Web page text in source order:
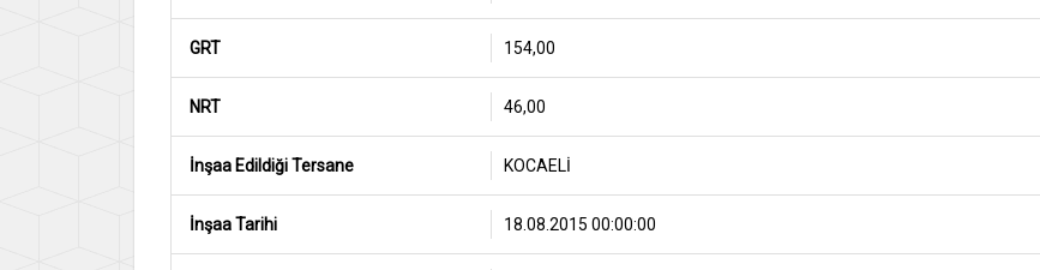
GRT 154,00
NRT 46,00
İnşaa Edildiği Tersane KOCAELİ
İnşaa Tarihi 18.08.2015 00:00:00